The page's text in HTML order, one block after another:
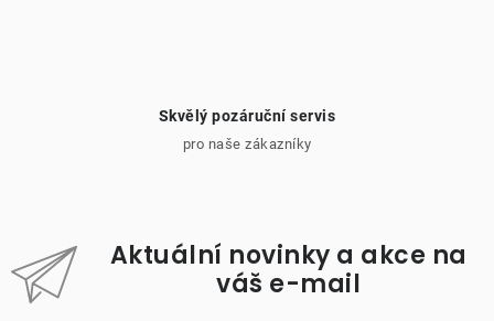
Skvělý pozáruční servis
pro naše zákazníky
Aktuální novinky a akce na
váš e-mail